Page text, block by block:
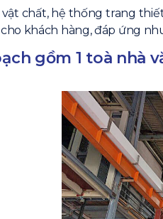
chất, hệ thống trang
khách hàng, đáp ứng
gồm 1 toà nhà